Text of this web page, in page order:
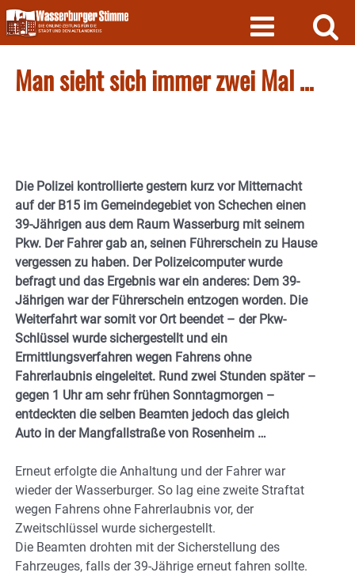
Skip
to
content
Man sieht sich immer zwei Mal …
Die Polizei kontrollierte gestern kurz vor Mitternacht
auf der B15 im Gemeindegebiet von Schechen einen
39-Jährigen aus dem Raum Wasserburg mit seinem
Pkw. Der Fahrer gab an, seinen Führerschein zu Hause
vergessen zu haben. Der Polizeicomputer wurde
befragt und das Ergebnis war ein anderes: Dem 39-
Jährigen war der Führerschein entzogen worden. Die
Weiterfahrt war somit vor Ort beendet – der Pkw-
Schlüssel wurde sichergestellt und ein
Ermittlungsverfahren wegen Fahrens ohne
Fahrerlaubnis eingeleitet. Rund zwei Stunden später –
gegen 1 Uhr am sehr frühen Sonntagmorgen –
entdeckten die selben Beamten jedoch das gleich
Auto in der Mangfallstraße von Rosenheim …
Erneut erfolgte die Anhaltung und der Fahrer war
wieder der Wasserburger. So lag eine zweite Straftat
wegen Fahrens ohne Fahrerlaubnis vor, der
Zweitschlüssel wurde sichergestellt.
Die Beamten drohten mit der Sicherstellung des
Fahrzeuges, falls der 39-Jährige erneut fahren sollte.